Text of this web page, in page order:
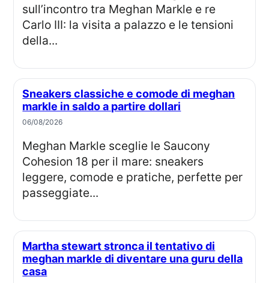
sull’incontro tra Meghan Markle e re
Carlo III: la visita a palazzo e le tensioni
della...
Sneakers classiche e comode di meghan
markle in saldo a partire dollari
06/08/2026
Meghan Markle sceglie le Saucony
Cohesion 18 per il mare: sneakers
leggere, comode e pratiche, perfette per
passeggiate...
Martha stewart stronca il tentativo di
meghan markle di diventare una guru della
casa